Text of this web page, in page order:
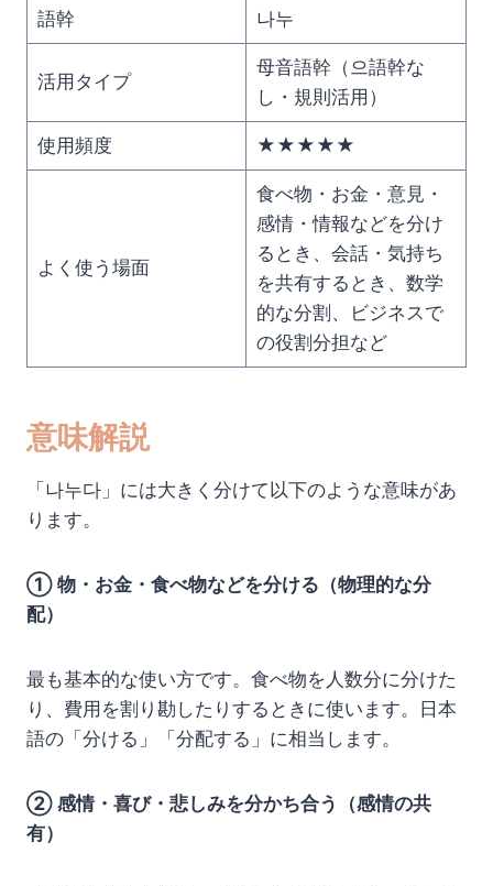
語幹 나누
活用タイプ
母音語幹（으語幹な
し・規則活用）
使用頻度 ★★★★★
よく使う場面
食べ物・お金・意見・
感情・情報などを分け
るとき、会話・気持ち
を共有するとき、数学
的な分割、ビジネスで
の役割分担など
意味解説
「나누다」には大きく分けて以下のような意味があ
ります。
① 物・お金・食べ物などを分ける（物理的な分
配）
最も基本的な使い方です。食べ物を人数分に分けた
り、費用を割り勘したりするときに使います。日本
語の「分ける」「分配する」に相当します。
② 感情・喜び・悲しみを分かち合う（感情の共
有）